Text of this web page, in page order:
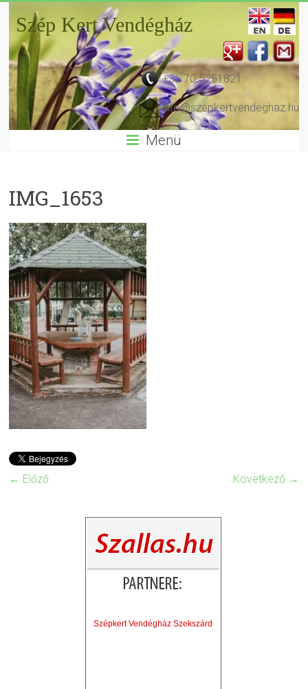
Szép Kert Vendégház
+36 70 5251821
info@szepkertvendeghaz.hu
Menü
IMG_1653
← Előző Következő →
Szépkert Vendégház Szekszárd